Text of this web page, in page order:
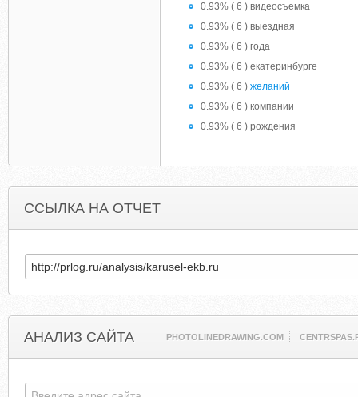
0.93% ( 6 ) видеосъемка
0.93% ( 6 ) выездная
0.93% ( 6 ) года
0.93% ( 6 ) екатеринбурге
0.93% ( 6 ) желаний
0.93% ( 6 ) компании
0.93% ( 6 ) рождения
ССЫЛКА НА ОТЧЕТ
АНАЛИЗ САЙТА PHOTOLINEDRAWING.COM